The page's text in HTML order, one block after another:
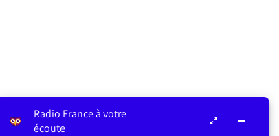
Radio France à votre
écoute